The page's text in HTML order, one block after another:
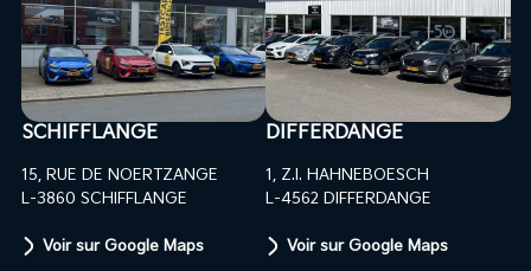
SCHIFFLANGE
15, RUE DE NOERTZANGE
L-3860 SCHIFFLANGE
Voir sur Google Maps
DIFFERDANGE
1, Z.I. HAHNEBOESCH
L-4562 DIFFERDANGE
Voir sur Google Maps